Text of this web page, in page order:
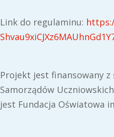
Link do regulaminu:
Projekt jest finansowany
Samorządów Uczniowskich
jest Fundacja Oświatowa